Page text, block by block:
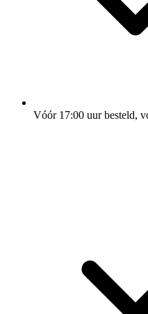
Vóór 17:00 uur besteld,